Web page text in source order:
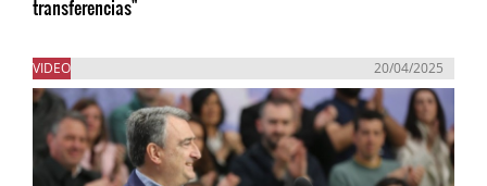
transferencias"
VIDEO 20/04/2025